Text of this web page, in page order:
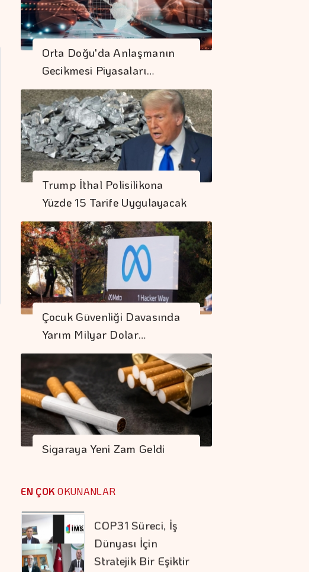
Orta Doğu'da Anlaşmanın
Gecikmesi Piyasaları…
Trump İthal Polisilikona
Yüzde 15 Tarife Uygulayacak
Çocuk Güvenliği Davasında
Yarım Milyar Dolar…
Sigaraya Yeni Zam Geldi
EN ÇOK OKUNANLAR
"Finansman Zinciri
Kırılırsa üretim
Zinciri De Durur"
Getirisi Yüksek
Doğru Boya Seçimi
Konutun Değerini
Koruyor
Milyar Dolar Oldu
COP31 Süreci, İş
Dünyası İçin
Stratejik Bir Eşiktir